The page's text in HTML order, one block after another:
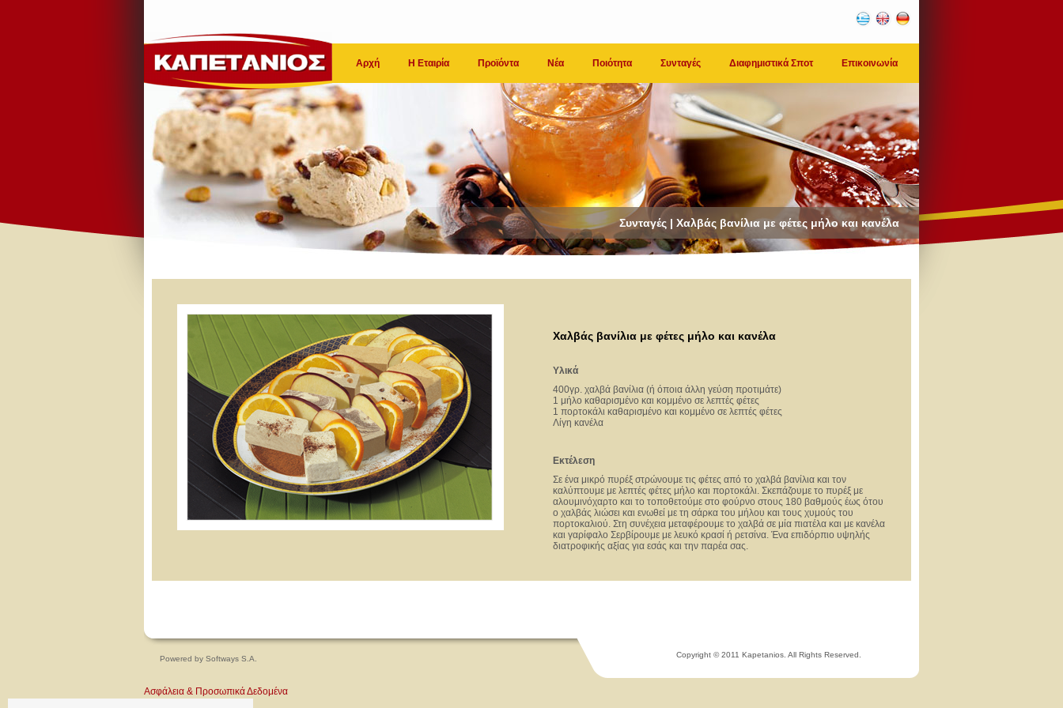
Αρχή Η Εταιρία Προϊόντα Νέα Ποιότητα Συνταγές Διαφημιστικά Σποτ Επικοινωνία
Συνταγές | Χαλβάς βανίλια με φέτες μήλο και κανέλα
Χαλβάς βανίλια με φέτες μήλο και κανέλα
Υλικά
400γρ. χαλβά βανίλια (ή όποια άλλη γεύση προτιμάτε)
1 μήλο καθαρισμένο και κομμένο σε λεπτές φέτες
1 πορτοκάλι καθαρισμένο και κομμένο σε λεπτές φέτες
Λίγη κανέλα
Εκτέλεση
Σε ένα μικρό πυρέξ στρώνουμε τις φέτες από το χαλβά βανίλια και τον
καλύπτουμε με λεπτές φέτες μήλο και πορτοκάλι. Σκεπάζουμε το πυρέξ με
αλουμινόχαρτο και το τοποθετούμε στο φούρνο στους 180 βαθμούς έως ότου
ο χαλβάς λιώσει και ενωθεί με τη σάρκα του μήλου και τους χυμούς του
πορτοκαλιού. Στη συνέχεια μεταφέρουμε το χαλβά σε μία πιατέλα και με κανέλα
και γαρίφαλο Σερβίρουμε με λευκό κρασί ή ρετσίνα. Ένα επιδόρπιο υψηλής
διατροφικής αξίας για εσάς και την παρέα σας.
Powered by Softways S.A. Copyright © 2011 Kapetanios. All Rights Reserved.
Ασφάλεια & Προσωπικά Δεδομένα